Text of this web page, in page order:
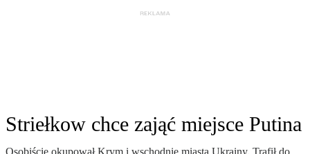
Striełkow chce zająć miejsce Putina
Osobiście okupował Krym i wschodnie miasta Ukrainy. Trafił do